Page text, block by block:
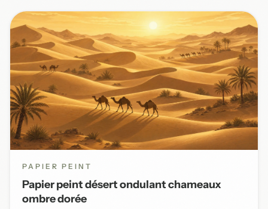
PAPIER PEINT
Papier peint désert ondulant chameaux
ombre dorée